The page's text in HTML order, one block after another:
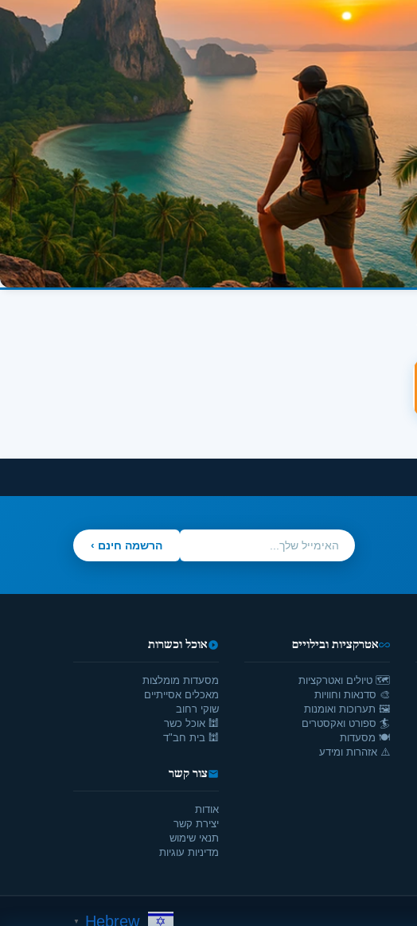
הרשמה חינם ›
אטרקציות ובילויים
🗺️ טיולים ואטרקציות
🎨 סדנאות וחוויות
🖼️ תערוכות ואומנות
🏄 ספורט ואקסטרים
🍽️ מסעדות
⚠️ אזהרות ומידע
אוכל וכשרות
מסעדות מומלצות
מאכלים אסייתיים
שוקי רחוב
🕍 אוכל כשר
🕍 בית חב"ד
צור קשר
אודות
יצירת קשר
תנאי שימוש
מדיניות עוגיות
Hebrew
▼